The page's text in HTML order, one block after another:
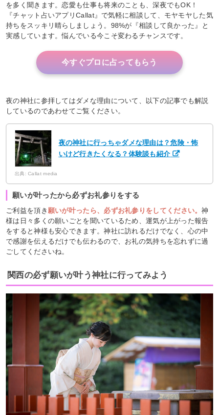
を多く聞きます。恋愛も仕事も将来のことも、深夜でもOK！
『チャット占いアプリCallat』で気軽に相談して、モヤモヤした気
持ちをスッキリ晴らしましょう。98%が『相談して良かった』と
実感しています。悩んでいる今こそ変わるチャンスです。
今すぐプロに占ってもらう
夜の神社に参拝してはダメな理由について、以下の記事でも解説
しているのであわせてご覧ください。
夜の神社に行っちゃダメな理由は？危険・怖
いけど行きたくなる？体験談も紹介
出典: Callat media
願いが叶ったから必ずお礼参りをする
ご利益を頂き 願いが叶ったら、必ずお礼参りをしてください。神
様は日々多くの願いごとを聞いているため、運気が上がった報告
をすると神様も安心できます。神社に訪れるだけでなく、心の中
で感謝を伝えるだけでも伝わるので、お礼の気持ちを忘れずに過
ごしてくださいね。
関西の必ず願いが叶う神社に行ってみよう